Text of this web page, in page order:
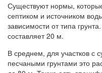
Существуют нормы,
септиком и источником
зависимости от типа
составляет 20 м.
В среднем, для участков с
песчаными грунтами это